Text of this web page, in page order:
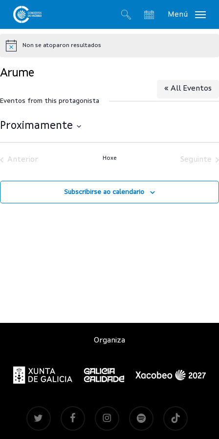
content
Menú
Notice
Non se atoparon resultados
Arume
« All Eventos
Eventos from this protagonista
Proximamente
Select
Anterior Hoxe Seguinte
Subscribirse ao calendario
Organiza
twitter facebook instagram spotify tiktok